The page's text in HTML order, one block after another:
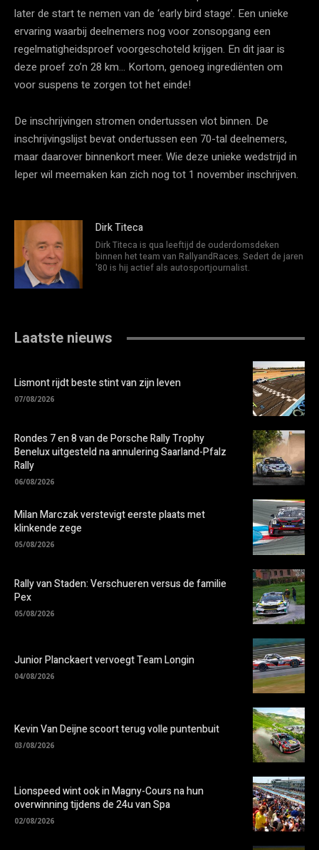
later de start te nemen van de ‘early bird stage’. Een unieke
ervaring waarbij deelnemers nog voor zonsopgang een
regelmatigheidsproef voorgeschoteld krijgen. En dit jaar is
deze proef zo’n 28 km… Kortom, genoeg ingrediënten om
voor suspens te zorgen tot het einde!
De inschrijvingen stromen ondertussen vlot binnen. De
inschrijvingslijst bevat ondertussen een 70-tal deelnemers,
maar daarover binnenkort meer. Wie deze unieke wedstrijd in
Ieper wil meemaken kan zich nog tot 1 november inschrijven.
Dirk Titeca
Dirk Titeca is qua leeftijd de ouderdomsdeken
binnen het team van RallyandRaces. Sedert de jaren
'80 is hij actief als autosportjournalist.
Laatste nieuws
Lismont rijdt beste stint van zijn leven
07/08/2026
Rondes 7 en 8 van de Porsche Rally Trophy
Benelux uitgesteld na annulering Saarland-Pfalz
Rally
06/08/2026
Milan Marczak verstevigt eerste plaats met
klinkende zege
05/08/2026
Rally van Staden: Verschueren versus de familie
Pex
05/08/2026
Junior Planckaert vervoegt Team Longin
04/08/2026
Kevin Van Deijne scoort terug volle puntenbuit
03/08/2026
Lionspeed wint ook in Magny-Cours na hun
overwinning tijdens de 24u van Spa
02/08/2026